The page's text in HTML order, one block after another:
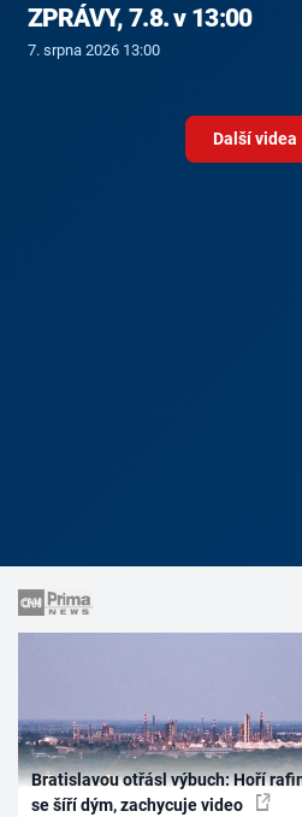
ZPRÁVY, 7.8. v 13:00
7. srpna 2026 13:00
Další videa
Bratislavou otřásl výbuch: Hoří
se šíří dým, zachycuje video